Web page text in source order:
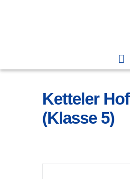
Ketteler Hof
(Klasse 5)